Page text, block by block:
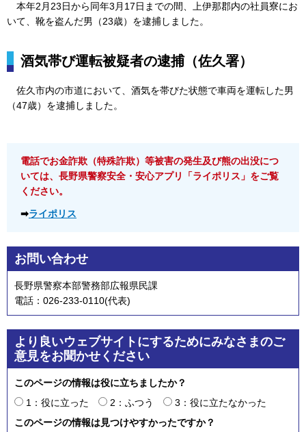
本年2月23日から同年3月17日までの間、上伊那郡内の社員寮にお
いて、靴を盗んだ男（23歳）を逮捕しました。
酒気帯び運転被疑者の逮捕（佐久署）
佐久市内の市道において、酒気を帯びた状態で車両を運転した男
（47歳）を逮捕しました。
電話でお金詐欺（特殊詐欺）等被害の発生及び熊の出没につ
いては、長野県警察安全・安心アプリ「ライポリス」をご覧
ください。
➡ライポリス
お問い合わせ
長野県警察本部警務部広報県民課
電話：026-233-0110(代表)
より良いウェブサイトにするためにみなさまのご
意見をお聞かせください
このページの情報は役に立ちましたか？
1：役に立った
2：ふつう
3：役に立たなかった
このページの情報は見つけやすかったですか？